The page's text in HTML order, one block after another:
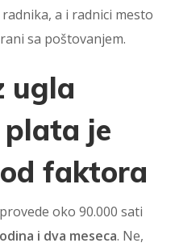
a i radnici mesto
sa poštovanjem.
ugla
plata je
faktora
oko 90.000 sati
i dva meseca. Ne,